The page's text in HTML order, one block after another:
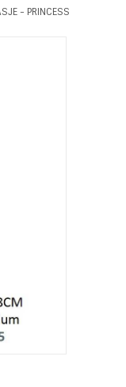
- PRINCESS